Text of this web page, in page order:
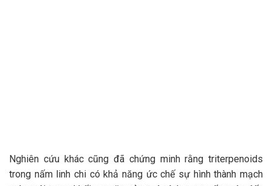
Nghiên cứu khác cũng đã chứng minh rằng triterpenoids
trong nấm linh chi có khả năng ức chế sự hình thành mạch